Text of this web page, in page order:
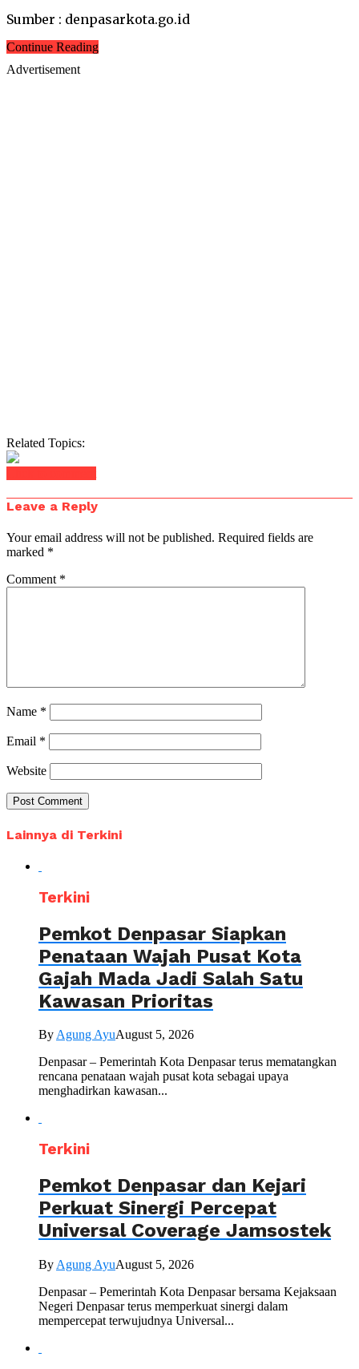
Sumber : denpasarkota.go.id
Continue Reading
Advertisement
Related Topics:
Leave a Reply
Your email address will not be published. Required fields are
marked *
Comment *
Name *
Email *
Website
Lainnya di Terkini
Terkini
Pemkot Denpasar Siapkan
Penataan Wajah Pusat Kota
Gajah Mada Jadi Salah Satu
Kawasan Prioritas
ByAgung AyuAugust 5, 2026
Denpasar – Pemerintah Kota Denpasar terus mematangkan
rencana penataan wajah pusat kota sebagai upaya
menghadirkan kawasan...
Terkini
Pemkot Denpasar dan Kejari
Perkuat Sinergi Percepat
Universal Coverage Jamsostek
By Agung AyuAugust 5, 2026
Denpasar – Pemerintah Kota Denpasar bersama Kejaksaan
Negeri Denpasar terus memperkuat sinergi dalam
mempercepat terwujudnya Universal...